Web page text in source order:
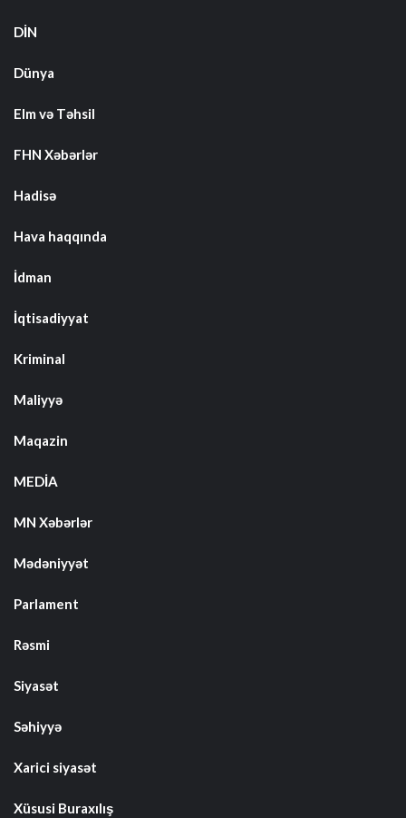
DİN
Dünya
Elm və Təhsil
FHN Xəbərlər
Hadisə
Hava haqqında
İdman
İqtisadiyyat
Kriminal
Maliyyə
Maqazin
MEDİA
MN Xəbərlər
Mədəniyyət
Parlament
Rəsmi
Siyasət
Səhiyyə
Xarici siyasət
Xüsusi Buraxılış